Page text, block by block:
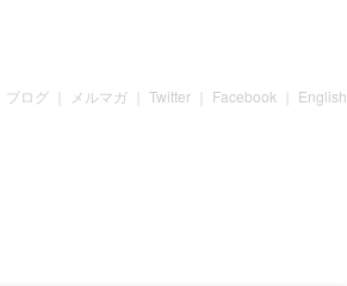
ブログ メルマガ Twitter Facebook English